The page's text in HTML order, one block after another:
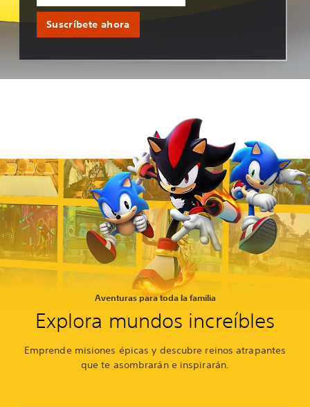
Suscríbete ahora
Aventuras para toda la familia
Explora mundos increíbles
Emprende misiones épicas y descubre reinos atrapantes
que te asombrarán e inspirarán.